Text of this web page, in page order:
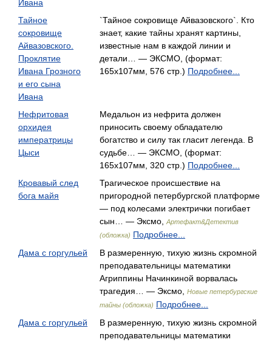
Ивана
Тайное
сокровище
Айвазовского.
Проклятие
Ивана Грозного
и его сына
Ивана
`Тайное сокровище Айвазовского`. Кто
знает, какие тайны хранят картины,
известные нам в каждой линии и
детали… — ЭКСМО, (формат:
165x107мм, 576 стр.) Подробнее...
Нефритовая
орхидея
императрицы
Цыси
Медальон из нефрита должен
приносить своему обладателю
богатство и силу так гласит легенда. В
судьбе… — ЭКСМО, (формат:
165x107мм, 320 стр.) Подробнее...
Кровавый след
бога майя
Трагическое происшествие на
пригородной петербургской платформе
— под колесами электрички погибает
сын… — Эксмо,
Артефакт&Детектив
(обложка) Подробнее...
Дама с горгульей
В размеренную, тихую жизнь скромной
преподавательницы математики
Агриппины Начинкиной ворвалась
трагедия… — Эксмо,
Новые петербургские
тайны (обложка) Подробнее...
Дама с горгульей
В размеренную, тихую жизнь скромной
преподавательницы математики